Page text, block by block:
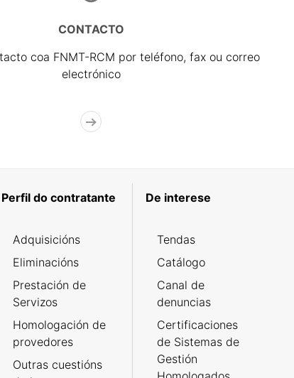
CONTACTO
coa FNMT-RCM por teléfono, fax ou correo
electrónico
Perfil do contratante
Adquisicións
Eliminacións
Prestación de
Servizos
Homologación de
provedores
Outras cuestións
De interese
Tendas
Catálogo
Canal de
denuncias
Certificaciones
de Sistemas de
Gestión